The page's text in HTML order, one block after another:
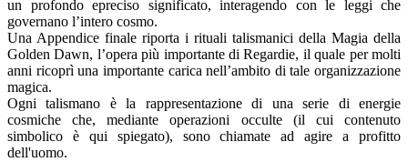
un profondo epreciso significato, interagendo con le leggi che
governano l’intero cosmo.
Una Appendice finale riporta i rituali talismanici della Magia della
Golden Dawn, l’opera più importante di Regardie, il quale per molti
anni ricoprì una importante carica nell’ambito di tale organizzazione
magica.
Ogni talismano è la rappresentazione di una serie di energie
cosmiche che, mediante operazioni occulte (il cui contenuto
simbolico è qui spiegato), sono chiamate ad agire a profitto
dell'uomo.